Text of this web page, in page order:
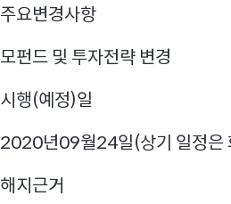
주요변경사항
모펀드 및 투자전략 변경
시행(예정)일
2020년09월24일(상기 일정은
해지근거